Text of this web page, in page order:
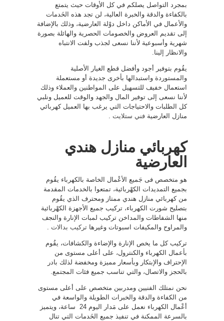
بمجرد التواصل يصلكم في كل الأوقات حيث يتمتع
بالكفاءة والدقة والخبرة العالية، لن تجد هذه الخَدمات
والأعمال في الأماكن داخل دوْلة العارضية، وذلك بالإضافة
إلى تقديم العروض والخصومات الحصرية والهائلة بصورة
شهرية وأسبوعية لأننا نسعى لجذب ولفت الانتباه
والانظار إلينا.
يقُوم بتوفير أجود وأفضل قطع الغيار الأصلية
والمستوردة واستبدالها بأخرى جديدة أو مستعملة
استعمال خفيف للتسهيل على المواطنين والعملاء وذلك
لأننا نسعى إلى توفير المال والجهد والوقت للعميل ونلبي
كل الطلبات والاحتياجات التي يرغب بها العميل كهربائي
منازل العارضية فني ستلايت
كهربائي منازل هندي
العارضية
هو متخصص فى جَميع الأعْمال الخاصة بالكهرباء يقُوم
بجميع التمديدات الكهْربائية، تمتعوا بالخدمات المقدمة
من كهربائي منازل هندي ممتاز ومحترف الذي يقُوم
بتصليح شورت الكهرباء، تركيب جميع الأجهزة الكهْربائية
منها الشفاطات والمداخن تركيب لمبات الإنارة والنجف
والمراوح والمكيفات اسبوتات وغيرها تركيب بدالات
تركيب كل ما يخص الإنارة والإضاءة والكشافات، يقُوم
بأعمال الكهرباء والكنترول، على أعلى مستوى من
الإحتراف والإبتكار وبأسعار مميزة ومخفضة لذلك بادر
بالحجز والاتصال، والتي تناسب جميع فئات المجتمع.
نحن نمتلك الفنيين ومدربين متخصص على أعلى مستوى
من الكفاءة والدقة والخبرات الطويلة والواسعة في
أعْمال الكهرباء نعمل على مَدار اليوم 24 ساعة، ويتميز
بالسرعة الممكنة في تنفيذ جميع الخَدمات التي تنال